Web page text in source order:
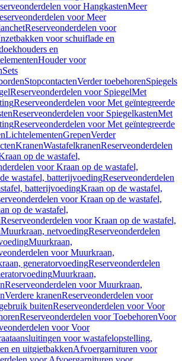
voor HangkastenMeer
voor Meer
Reserveonderdelen voor
voor schuiflade en
en
Houder voor
Sets
StopcontactenVerder toebehorenSpiegels
Reserveonderdelen voor SpiegelMet
Reserveonderdelen voor Met geïntegreerde
Reserveonderdelen voor SpiegelkastenMet
Reserveonderdelen voor Met geïntegreerde
LichtelementenGrepenVerder
KranenWastafelkranenReserveonderdelen
op de wastafel,
voor Kraan op de wastafel,
wastafel, batterijvoedingReserveonderdelen
batterijvoedingKraan op de wastafel,
voor Kraan op de wastafel,
op de wastafel,
Reserveonderdelen voor Kraan op de wastafel,
Muurkraan, netvoedingReserveonderdelen
Muurkraan,
voor Muurkraan,
generatorvoedingReserveonderdelen
Muurkraan,
Reserveonderdelen voor Muurkraan,
Verdere kranenReserveonderdelen voor
buitenReserveonderdelen voor Voor
Reserveonderdelen voor ToebehorenVoor
voor Voor
voor wastafelopstelling,
en uitgietbakkenAfvoergarnituren voor